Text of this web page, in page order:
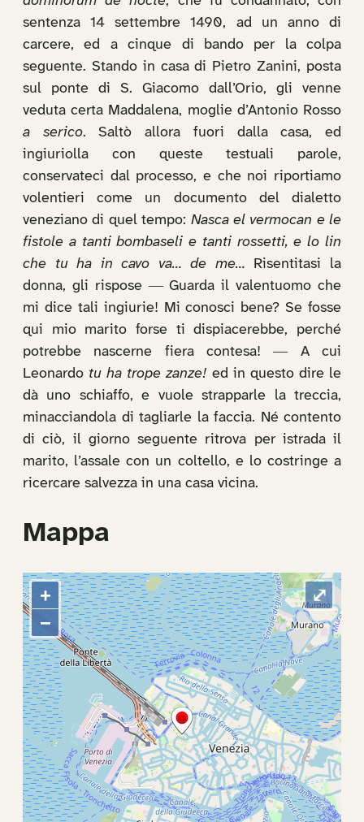
sentenza 14 settembre 1490, ad un anno di
carcere, ed a cinque di bando per la colpa
seguente. Stando in casa di Pietro Zanini, posta
sul ponte di S. Giacomo dall’Orio, gli venne
veduta certa Maddalena, moglie d’Antonio Rosso
a serico. Saltò allora fuori dalla casa, ed
ingiuriolla con queste testuali parole,
conservateci dal processo, e che noi riportiamo
volentieri come un documento del dialetto
veneziano di quel tempo: Nasca el vermocan e le
fistole a tanti bombaseli e tanti rossetti, e lo lin
che tu ha in cavo va… de me… Risentitasi la
donna, gli rispose ― Guarda il valentuomo che
mi dice tali ingiurie! Mi conosci bene? Se fosse
qui mio marito forse ti dispiacerebbe, perché
potrebbe nascerne fiera contesa! ― A cui
Leonardo tu ha trope zanze! ed in questo dire le
dà uno schiaffo, e vuole strapparle la treccia,
minacciandola di tagliarle la faccia. Né contento
di ciò, il giorno seguente ritrova per istrada il
marito, l’assale con un coltello, e lo costringe a
ricercare salvezza in una casa vicina.
Mappa